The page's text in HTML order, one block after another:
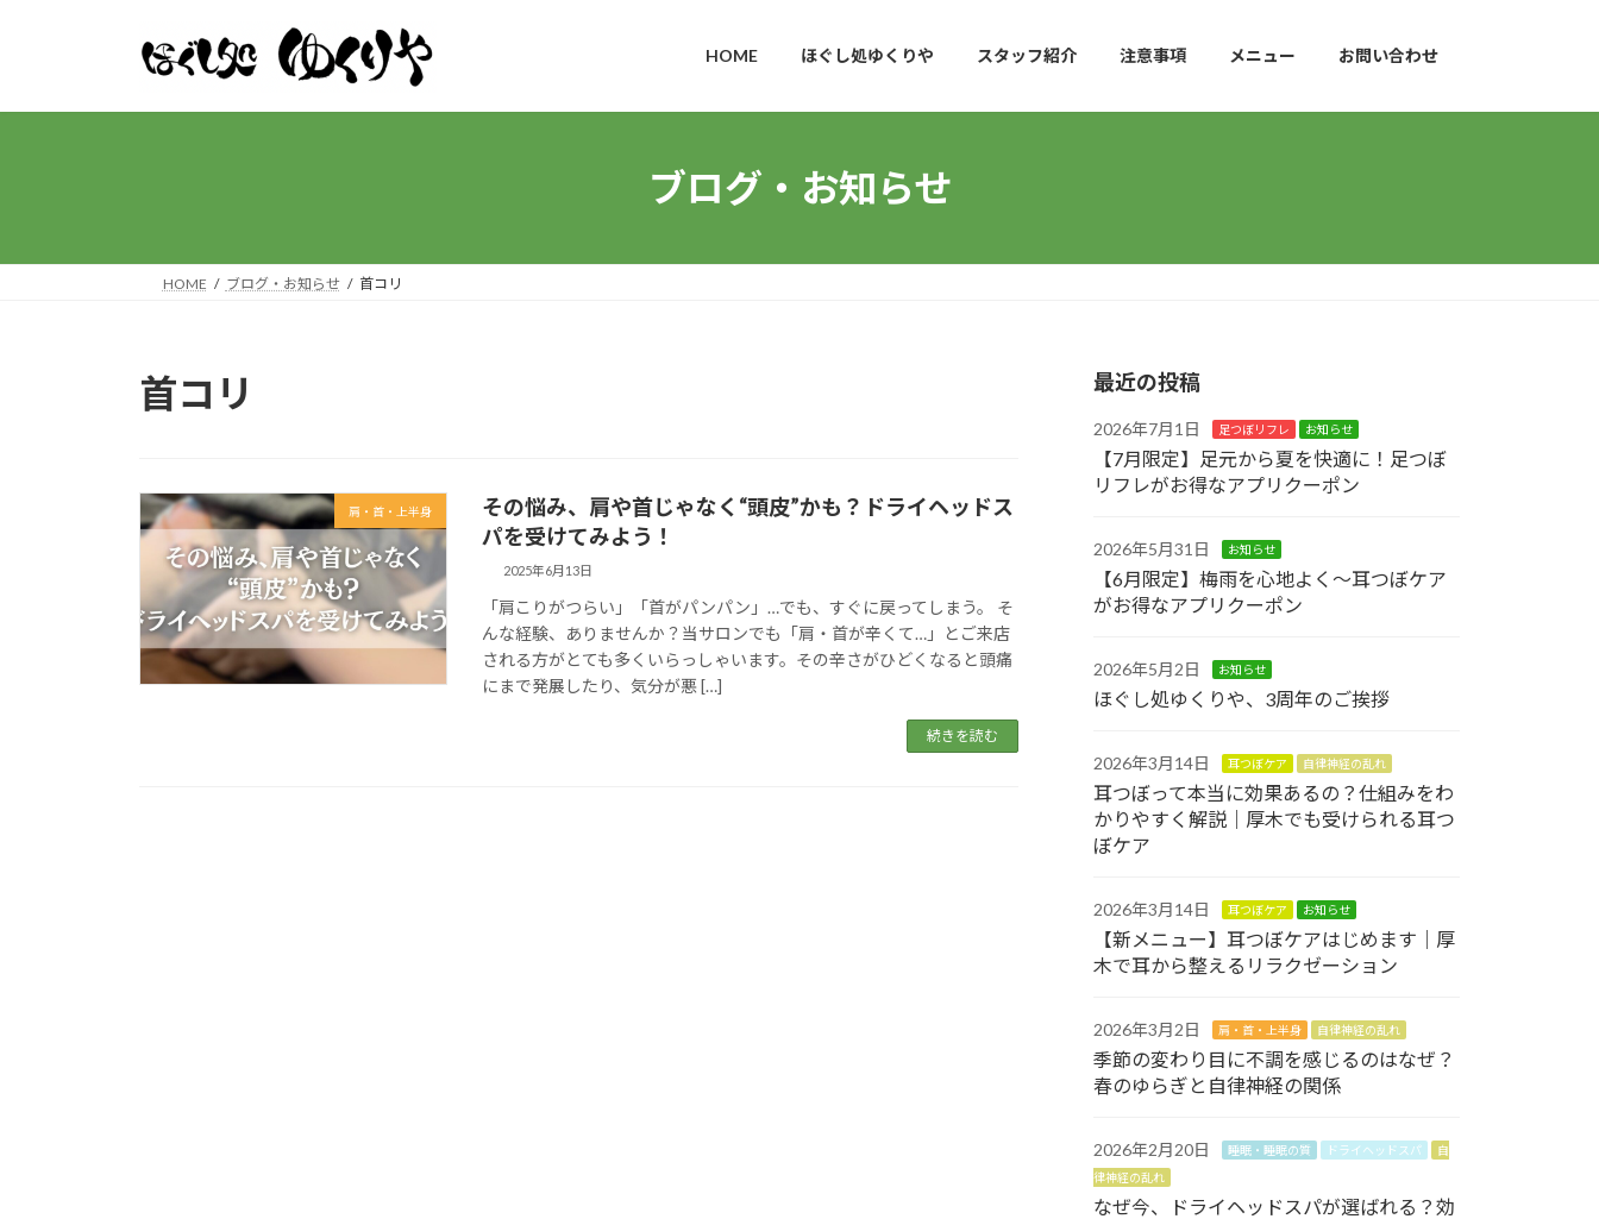
プ
動
HOME ほぐし処ゆくりや スタッフ紹介 注意事項 メニュー お問い合わせ
ブログ・お知らせ
HOME ブログ・お知らせ 首コリ
首コリ
肩・首・上半身
その悩み、肩や首じゃなく“頭皮”かも？ドライヘッドス
パを受けてみよう！
2025年6月13日
「肩こりがつらい」「首がパンパン」…でも、すぐに戻ってしまう。 そ
んな経験、ありませんか？当サロンでも「肩・首が辛くて…」とご来店
される方がとても多くいらっしゃいます。その辛さがひどくなると頭痛
にまで発展したり、気分が悪 […]
続きを読む
最近の投稿
2026年7月1日 足つぼリフレ お知らせ
【7月限定】足元から夏を快適に！足つぼ
リフレがお得なアプリクーポン
2026年5月31日 お知らせ
【6月限定】梅雨を心地よく〜耳つぼケア
がお得なアプリクーポン
2026年5月2日 お知らせ
ほぐし処ゆくりや、3周年のご挨拶
2026年3月14日 耳つぼケア 自律神経の乱れ
耳つぼって本当に効果あるの？仕組みをわ
かりやすく解説｜厚木でも受けられる耳つ
ぼケア
2026年3月14日 耳つぼケア お知らせ
【新メニュー】耳つぼケアはじめます｜厚
木で耳から整えるリラクゼーション
2026年3月2日 肩・首・上半身 自律神経の乱れ
季節の変わり目に不調を感じるのはなぜ？
春のゆらぎと自律神経の関係
2026年2月20日 睡眠・睡眠の質 ドライヘッドスパ
自
律神経の乱れ
なぜ今、ドライヘッドスパが選ばれる？効